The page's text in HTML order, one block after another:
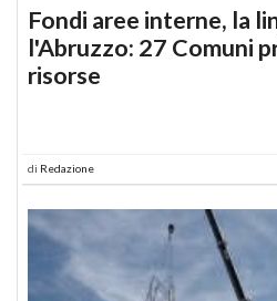
Fondi aree interne, la
l'Abruzzo: 27 Comuni
risorse
di Redazione